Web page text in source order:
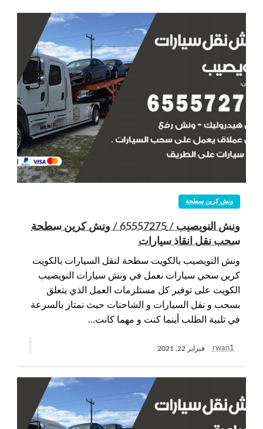
ونش كرين سطحة
ونش النويصيب / 65557275 / ونش كرين سطحة
سحب نقل انقاذ سيارات
ونش النويصيب بالكويت سطحة لنقل السيارات بالكويت
كرين سحي سيارات نعمل في ونش سيارات النويصيب
الكويت على توفير كل مستلزمات العمل الذي يتعلق
بسحب و نقل السيارات و الشاحنات حيث نمتاز بالسرعة
في تلبية الطلب أينما كنت و مهما كانت…
rwan1 فبراير 22, 2021